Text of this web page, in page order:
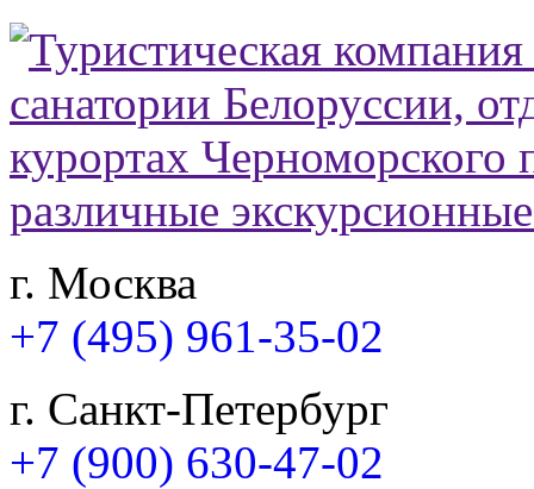
г. Москва
+7 (495) 961-35-02
г. Санкт-Петербург
+7 (900) 630-47-02